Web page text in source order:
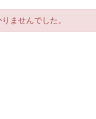
ませんでした。